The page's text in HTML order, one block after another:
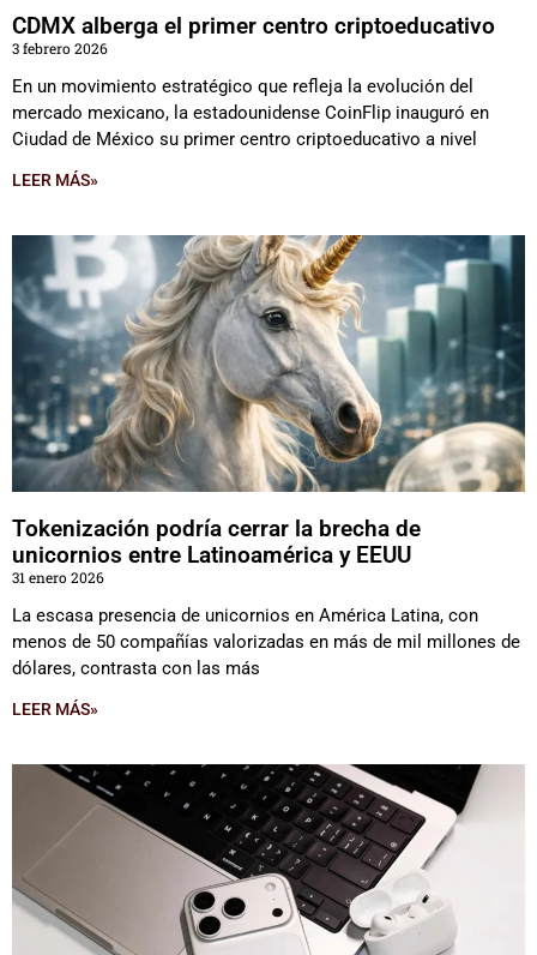
CDMX alberga el primer centro criptoeducativo
3 febrero 2026
En un movimiento estratégico que refleja la evolución del
mercado mexicano, la estadounidense CoinFlip inauguró en
Ciudad de México su primer centro criptoeducativo a nivel
LEER MÁS»
Tokenización podría cerrar la brecha de
unicornios entre Latinoamérica y EEUU
31 enero 2026
La escasa presencia de unicornios en América Latina, con
menos de 50 compañías valorizadas en más de mil millones de
dólares, contrasta con las más
LEER MÁS»